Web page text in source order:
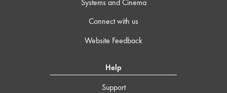
Systems and Cinema
Connect with us
Website Feedback
Help
Support